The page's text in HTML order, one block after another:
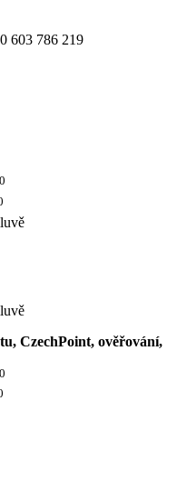
603 786 219
CzechPoint, ověřování,